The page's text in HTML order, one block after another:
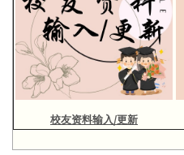
校友资料输入/更新